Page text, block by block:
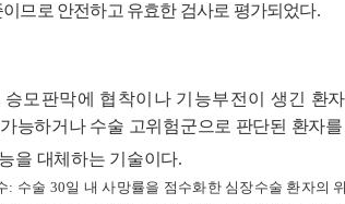
므로 안전하고 유효한 검사로 평가되었다.
모판막에 협착이나 기능부전이 생긴 환
능하거나 수술 고위험군으로 판단된 환자
을 대체하는 기술이다.
: 수술 30일 내 사망률을 점수화한 심장수술 환자의